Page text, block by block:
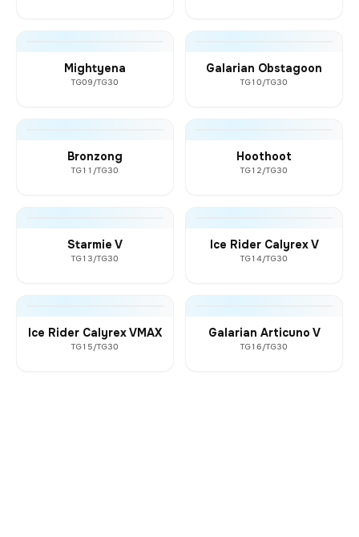
Mightyena
TG09/TG30
Galarian Obstagoon
TG10/TG30
Bronzong
TG11/TG30
Hoothoot
TG12/TG30
Starmie V
TG13/TG30
Ice Rider Calyrex V
TG14/TG30
Ice Rider Calyrex VMAX
TG15/TG30
Galarian Articuno V
TG16/TG30